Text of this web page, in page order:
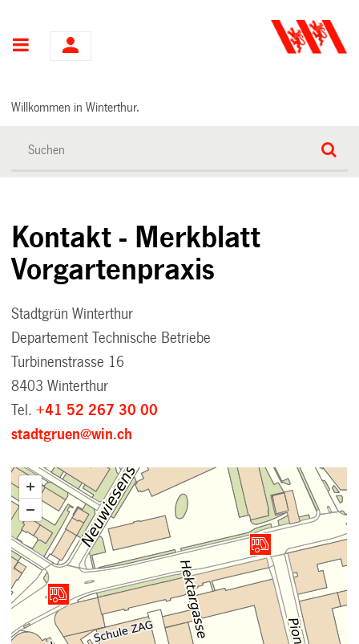
Hauptnavigation
Willkommen in Winterthur.
Kontakt - Merkblatt
Vorgartenpraxis
Stadtgrün Winterthur
Departement Technische Betriebe
Turbinenstrasse 16
8403 Winterthur
Tel.+41 52 267 30 00
stadtgruen@win.ch